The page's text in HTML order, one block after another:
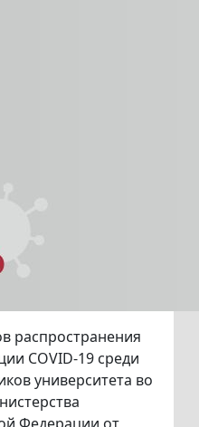
распространения
COVID-19 среди
университета во